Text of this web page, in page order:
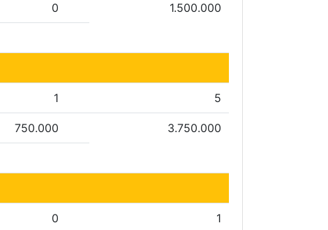
0 1.500.000
1 5
750.000 3.750.000
0 1